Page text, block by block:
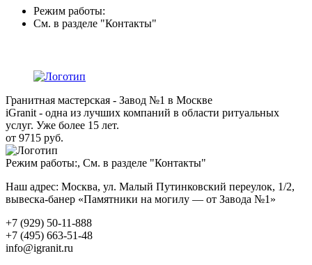
Режим работы:
См. в разделе "Контакты"
Гранитная мастерская - Завод №1 в Москве
iGranit - одна из лучших компаний в области ритуальных
услуг. Уже более 15 лет.
от 9715 руб.
Режим работы:, См. в разделе "Контакты"
Наш адрес: Москва, ул. Малый Путинковский переулок, 1/2,
вывеска-банер «Памятники на могилу — от Завода №1»
+7 (929) 50-11-888
+7 (495) 663-51-48
info@igranit.ru